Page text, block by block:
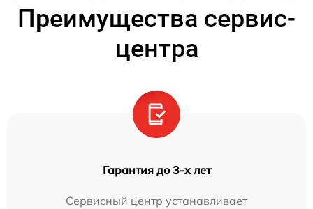
Преимущества сервис-
центра
Гарантия до 3-х лет
Сервисный центр устанавливает